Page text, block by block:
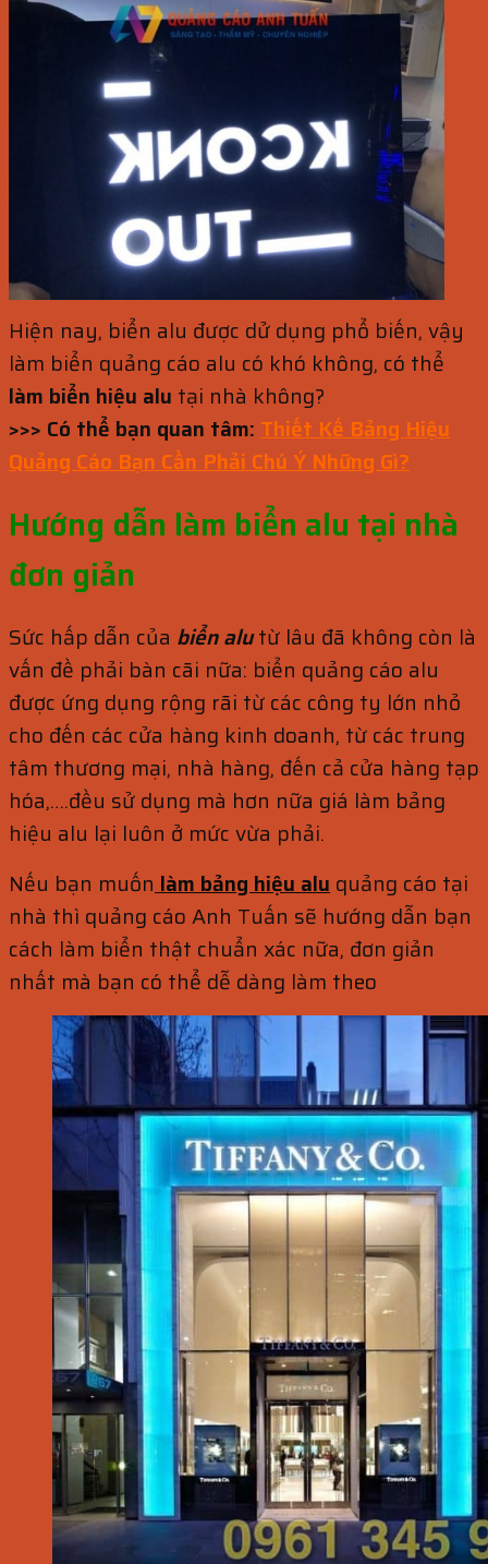
Hiện nay, biển alu được dử dụng phổ biến, vậy
làm biển quảng cáo alu có khó không, có thể
làm biển hiệu alu tại nhà không?
>>> Có thể bạn quan tâm: Thiết Kế Bảng Hiệu
Quảng Cáo Bạn Cần Phải Chú Ý Những Gì?
Hướng dẫn làm biển alu tại nhà
đơn giản
Sức hấp dẫn của biển alutừ lâu đã không còn là
vấn đề phải bàn cãi nữa: biển quảng cáo alu
được ứng dụng rộng rãi từ các công ty lớn nhỏ
cho đến các cửa hàng kinh doanh, từ các trung
tâm thương mại, nhà hàng, đến cả cửa hàng tạp
hóa,….đều sử dụng mà hơn nữa giá làm bảng
hiệu alu lại luôn ở mức vừa phải.
Nếu bạn muốn làm bảng hiệu alu quảng cáo tại
nhà thì quảng cáo Anh Tuấn sẽ hướng dẫn bạn
cách làm biển thật chuẩn xác nữa, đơn giản
nhất mà bạn có thể dễ dàng làm theo